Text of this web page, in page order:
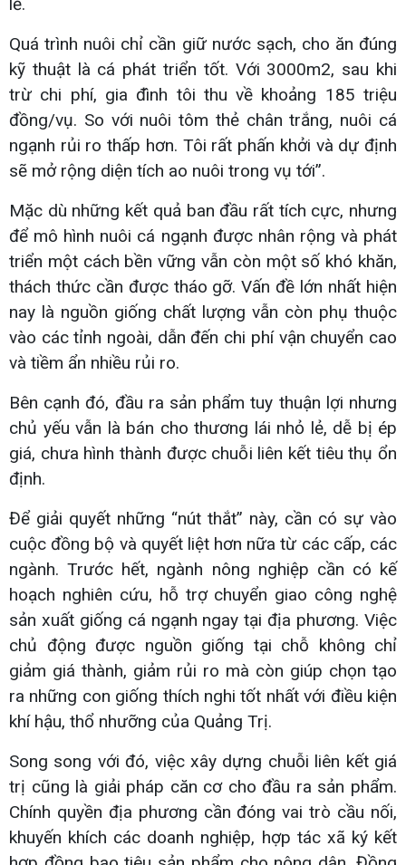
Quá trình nuôi chỉ cần giữ nước sạch, cho ăn đúng
kỹ thuật là cá phát triển tốt. Với 3000m2, sau khi
trừ chi phí, gia đình tôi thu về khoảng 185 triệu
đồng/vụ. So với nuôi tôm thẻ chân trắng, nuôi cá
ngạnh rủi ro thấp hơn. Tôi rất phấn khởi và dự định
sẽ mở rộng diện tích ao nuôi trong vụ tới”.
Mặc dù những kết quả ban đầu rất tích cực, nhưng
để mô hình nuôi cá ngạnh được nhân rộng và phát
triển một cách bền vững vẫn còn một số khó khăn,
thách thức cần được tháo gỡ. Vấn đề lớn nhất hiện
nay là nguồn giống chất lượng vẫn còn phụ thuộc
vào các tỉnh ngoài, dẫn đến chi phí vận chuyển cao
và tiềm ẩn nhiều rủi ro.
Bên cạnh đó, đầu ra sản phẩm tuy thuận lợi nhưng
chủ yếu vẫn là bán cho thương lái nhỏ lẻ, dễ bị ép
giá, chưa hình thành được chuỗi liên kết tiêu thụ ổn
định.
Để giải quyết những “nút thắt” này, cần có sự vào
cuộc đồng bộ và quyết liệt hơn nữa từ các cấp, các
ngành. Trước hết, ngành nông nghiệp cần có kế
hoạch nghiên cứu, hỗ trợ chuyển giao công nghệ
sản xuất giống cá ngạnh ngay tại địa phương. Việc
chủ động được nguồn giống tại chỗ không chỉ
giảm giá thành, giảm rủi ro mà còn giúp chọn tạo
ra những con giống thích nghi tốt nhất với điều kiện
khí hậu, thổ nhưỡng của Quảng Trị.
Song song với đó, việc xây dựng chuỗi liên kết giá
trị cũng là giải pháp căn cơ cho đầu ra sản phẩm.
Chính quyền địa phương cần đóng vai trò cầu nối,
khuyến khích các doanh nghiệp, hợp tác xã ký kết